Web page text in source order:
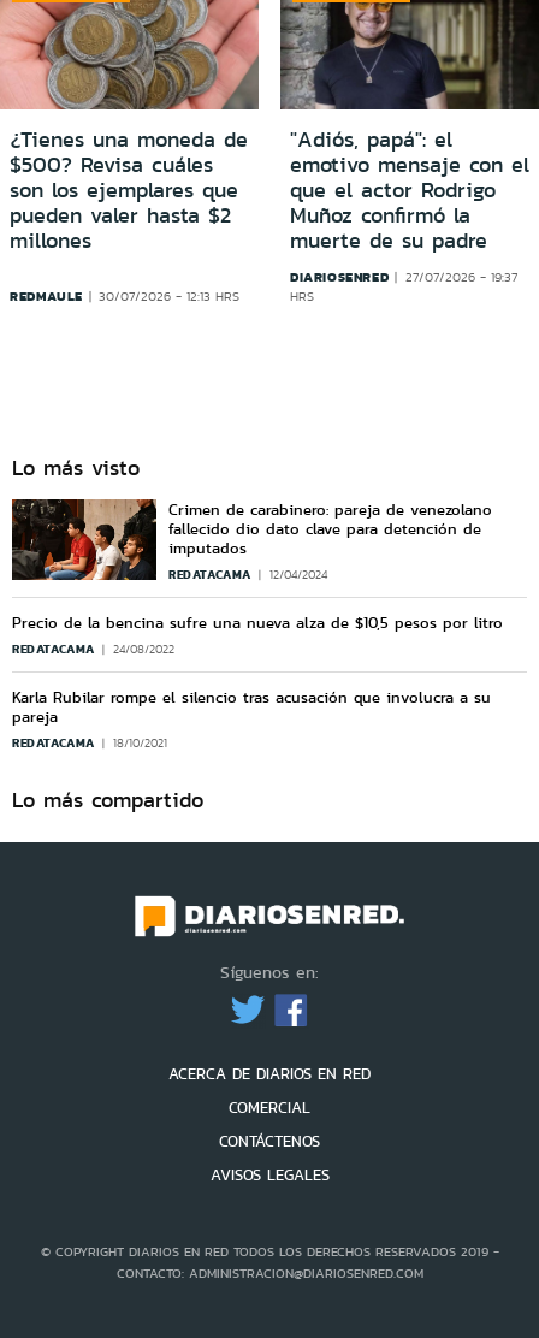
¿Tienes una moneda de
$500? Revisa cuáles
son los ejemplares que
pueden valer hasta $2
millones
REDMAULE 30/07/2026 - 12:13 HRS
"Adiós, papá": el
emotivo mensaje con el
que el actor Rodrigo
Muñoz confirmó la
muerte de su padre
DIARIOSENRED
27/07/2026 - 19:37
HRS
Lo más visto
Crimen de carabinero: pareja de venezolano
fallecido dio dato clave para detención de
imputados
REDATACAMA 12/04/2024
Precio de la bencina sufre una nueva alza de $10,5 pesos por litro
REDATACAMA 24/08/2022
Karla Rubilar rompe el silencio tras acusación que involucra a su
pareja
REDATACAMA 18/10/2021
Lo más compartido
Síguenos en:
ACERCA DE DIARIOS EN RED
COMERCIAL
CONTÁCTENOS
AVISOS LEGALES
© COPYRIGHT DIARIOS EN RED TODOS LOS DERECHOS RESERVADOS 2019 -
CONTACTO: ADMINISTRACION@DIARIOSENRED.COM